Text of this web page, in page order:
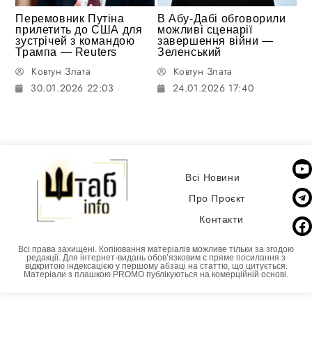
Перемовник Путіна
прилетить до США для
зустрічей з командою
Трампа — Reuters
Ковтун Злата
30.01.2026 22:03
В Абу-Дабі обговорили
можливі сценарії
завершення війни —
Зеленський
Ковтун Злата
24.01.2026 17:40
Всі Новини
Про Проєкт
Контакти
Всі права захищені. Копіювання матеріалів можливе тільки за згодою
редакції. Для інтернет-видань обовʼязковим є пряме посилання з
відкритою індексацією у першому абзаці на статтю, що цитується.
Матеріали з плашкою PROMO публікуються на комерційній основі.